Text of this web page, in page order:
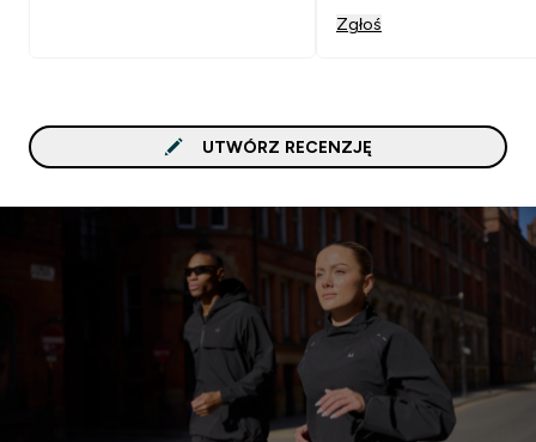
Każdemu polecam:)
Zgłoś
UTWÓRZ RECENZJĘ